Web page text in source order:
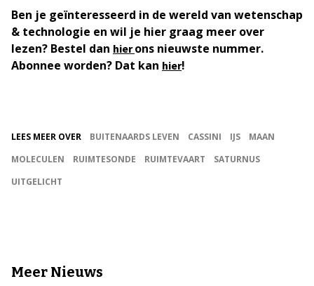
Ben je geïnteresseerd in de wereld van wetenschap
& technologie en wil je hier graag meer over
lezen? Bestel dan hierons nieuwste nummer.
Abonnee worden? Dat kan hier!
LEES MEER OVER BUITENAARDS LEVEN CASSINI IJS
MAAN
MOLECULEN
RUIMTESONDE RUIMTEVAART
SATURNUS
UITGELICHT
Meer Nieuws